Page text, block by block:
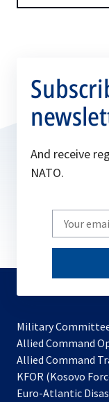
And receive
NATO.
Write
your
email
Military
Allied Command
Allied Command
KFOR (Kosovo
Euro-Atlantic